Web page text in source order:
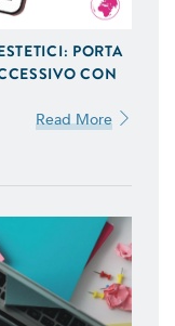
PORTA
CON
Read More